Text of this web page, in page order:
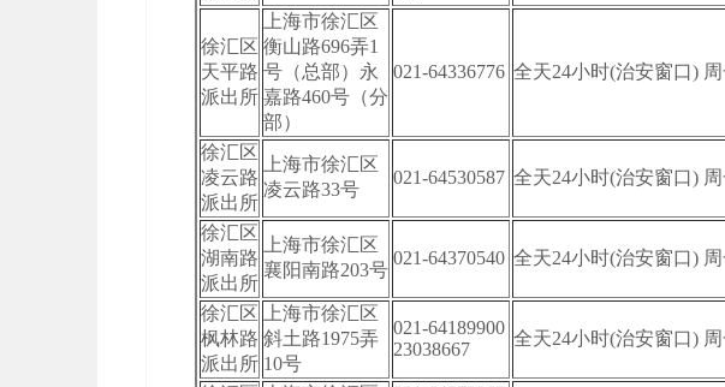
徐汇区
天平路
派出所
上海市徐汇区
衡山路696弄1
号（总部）永
嘉路460号（分
部）
021-64336776 全天24小时(治安窗口)
徐汇区
凌云路
派出所
上海市徐汇区
凌云路33号
021-64530587 全天24小时(治安窗口)
徐汇区
湖南路
派出所
上海市徐汇区
襄阳南路203号
021-64370540 全天24小时(治安窗口)
徐汇区
枫林路
派出所
上海市徐汇区
斜土路1975弄
10号
021-64189900
23038667
全天24小时(治安窗口)